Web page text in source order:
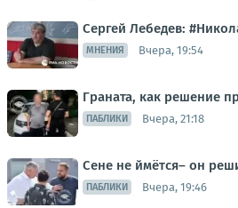
Сергей Лебедев:
МНЕНИЯ Вчера, 19:54
Граната, как решение
ПАБЛИКИ Вчера, 21:18
Сене не ймётся– он
ПАБЛИКИ Вчера, 19:46